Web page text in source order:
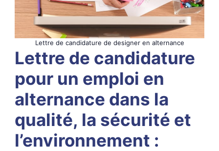
Lettre de candidature de designer en alternance
Lettre de candidature
pour un emploi en
alternance dans la
qualité, la sécurité et
l’environnement :